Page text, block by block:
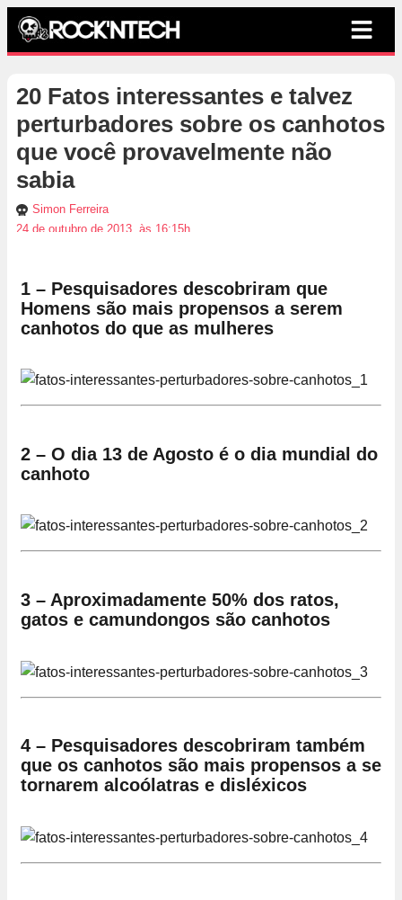
20 Fatos interessantes e talvez
perturbadores sobre os canhotos
que você provavelmente não
sabia
Simon Ferreira
24 de outubro de 2013, às 16:15h
1 – Pesquisadores descobriram que
Homens são mais propensos a serem
canhotos do que as mulheres
2 – O dia 13 de Agosto é o dia mundial do
canhoto
3 – Aproximadamente 50% dos ratos,
gatos e camundongos são canhotos
4 – Pesquisadores descobriram também
que os canhotos são mais propensos a se
tornarem alcoólatras e disléxicos